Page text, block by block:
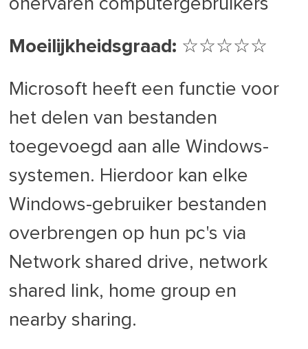
onervaren computergebruikers
Moeilijkheidsgraad: ☆​☆​☆​☆​☆
Microsoft heeft een functie voor
het delen van bestanden
toegevoegd aan alle Windows-
systemen. Hierdoor kan elke
Windows-gebruiker bestanden
overbrengen op hun pc's via
Network shared drive, network
shared link, home group en
nearby sharing.